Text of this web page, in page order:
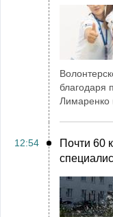
благодаря
Лимаренко
12:54
Почти 60